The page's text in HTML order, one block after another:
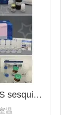
同仁化学 GB25 PIPES sesquisodium试剂
温